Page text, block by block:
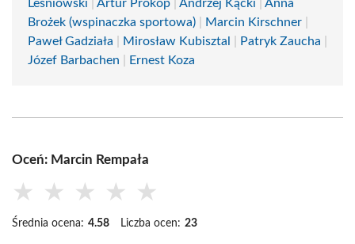
Leśniowski
Artur Prokop Andrzej Kącki
Anna
Brożek (wspinaczka sportowa)
Marcin Kirschner
Paweł Gadziała
Mirosław Kubisztal Patryk Zaucha
Józef Barbachen
Ernest Koza
Oceń: Marcin Rempała
★ ★ ★ ★ ★
Średnia ocena: 4.58 Liczba ocen: 23